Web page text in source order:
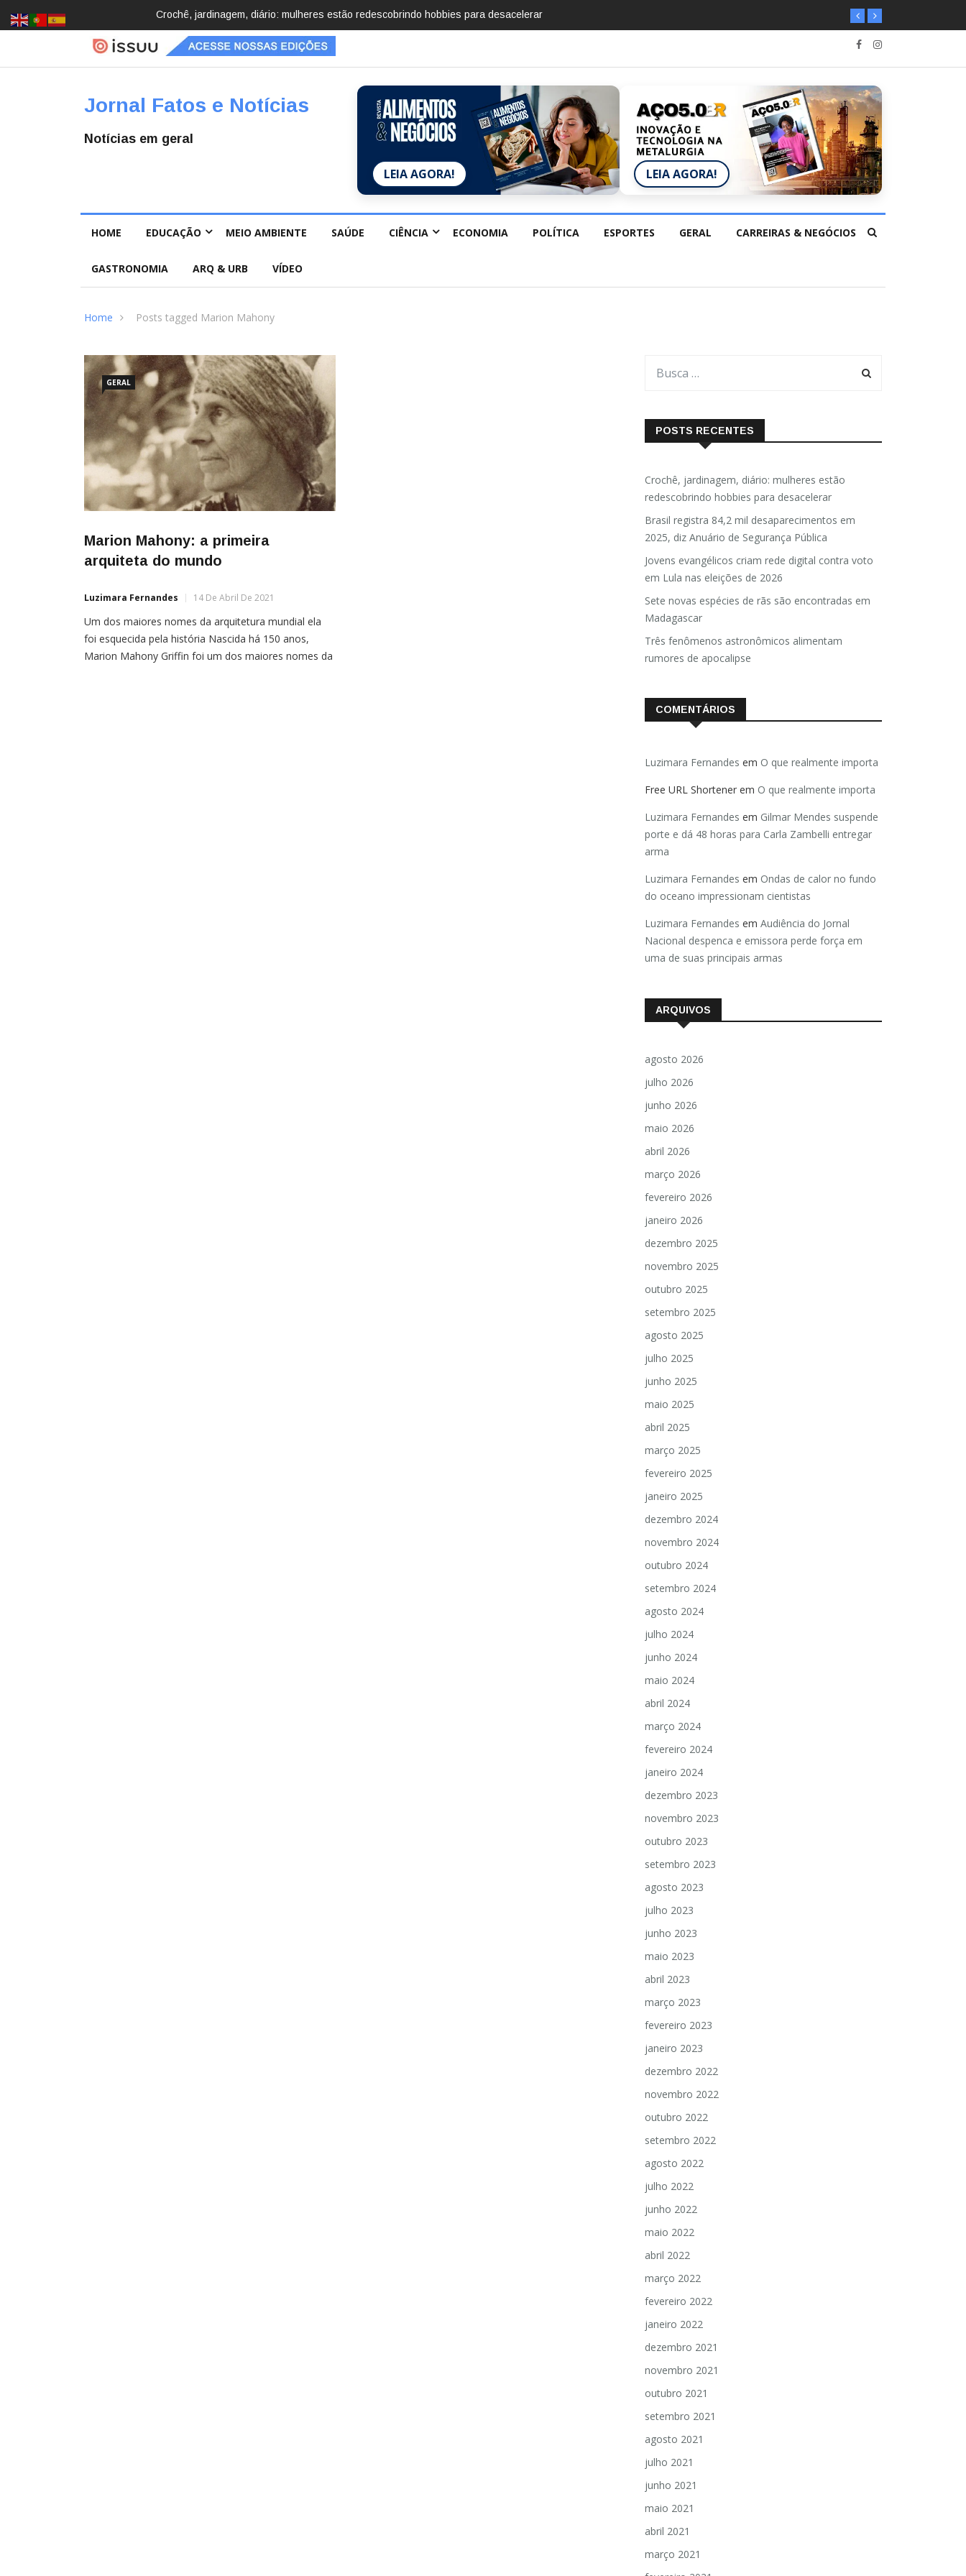
hobbies para desacelerar Brasil registra 84,2 mil desaparecimentos em 2025, diz Anuário de Segurança
Pública
Jornal Fatos e Notícias
Notícias em geral
LEIA AGORA! LEIA AGORA!
HOME EDUCAÇÃO MEIO AMBIENTE SAÚDE CIÊNCIA ECONOMIA POLÍTICA ESPORTES GERAL CARREIRAS & NEGÓCIOS
GASTRONOMIA ARQ & URB VÍDEO
Home Posts tagged Marion Mahony
GERAL
Marion Mahony: a primeira
arquiteta do mundo
Luzimara Fernandes 14 De Abril De 2021
Um dos maiores nomes da arquitetura mundial ela
foi esquecida pela história Nascida há 150 anos,
Marion Mahony Griffin foi um dos maiores nomes da
POSTS RECENTES
Crochê, jardinagem, diário: mulheres estão
redescobrindo hobbies para desacelerar
Brasil registra 84,2 mil desaparecimentos em
2025, diz Anuário de Segurança Pública
Jovens evangélicos criam rede digital contra voto
em Lula nas eleições de 2026
Sete novas espécies de rãs são encontradas em
Madagascar
Três fenômenos astronômicos alimentam
rumores de apocalipse
COMENTÁRIOS
Luzimara Fernandes em O que realmente importa
Free URL Shortener em O que realmente importa
Luzimara Fernandes em Gilmar Mendes suspende
porte e dá 48 horas para Carla Zambelli entregar
arma
Luzimara Fernandes em Ondas de calor no fundo
do oceano impressionam cientistas
Luzimara Fernandes em Audiência do Jornal
Nacional despenca e emissora perde força em
uma de suas principais armas
ARQUIVOS
agosto 2026
julho 2026
junho 2026
maio 2026
abril 2026
março 2026
fevereiro 2026
janeiro 2026
dezembro 2025
novembro 2025
outubro 2025
setembro 2025
agosto 2025
julho 2025
junho 2025
maio 2025
abril 2025
março 2025
fevereiro 2025
janeiro 2025
dezembro 2024
novembro 2024
outubro 2024
setembro 2024
agosto 2024
julho 2024
junho 2024
maio 2024
abril 2024
março 2024
fevereiro 2024
janeiro 2024
dezembro 2023
novembro 2023
outubro 2023
setembro 2023
agosto 2023
julho 2023
junho 2023
maio 2023
abril 2023
março 2023
fevereiro 2023
janeiro 2023
dezembro 2022
novembro 2022
outubro 2022
setembro 2022
agosto 2022
julho 2022
junho 2022
maio 2022
abril 2022
março 2022
fevereiro 2022
janeiro 2022
dezembro 2021
novembro 2021
outubro 2021
setembro 2021
agosto 2021
julho 2021
junho 2021
maio 2021
abril 2021
março 2021